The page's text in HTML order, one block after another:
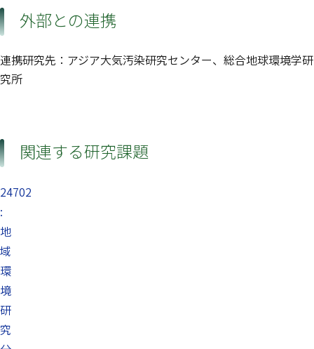
外部との連携
連携研究先：アジア大気汚染研究センター、総合地球環境学研
究所
関連する研究課題
24702
:
地
域
環
境
研
究